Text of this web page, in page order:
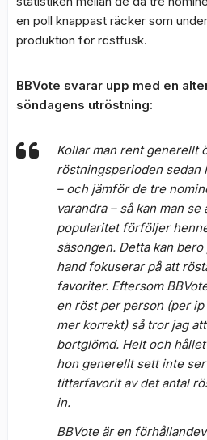
en poll knappast räcker som
produktion för röstfusk.
BBVote svarar upp med en
söndagens utröstning:
Kollar man rent generellt
röstningsperioden sedan
– och jämför de tre
varandra – så kan man se
popularitet förföljer
säsongen. Detta kan
hand fokuserar på att
favoriter. Eftersom
en röst per person (per
mer korrekt) så tror jag
bortglömd. Helt och
hon generellt sett inte
tittarfavorit av det antal
in.
BBVote är en